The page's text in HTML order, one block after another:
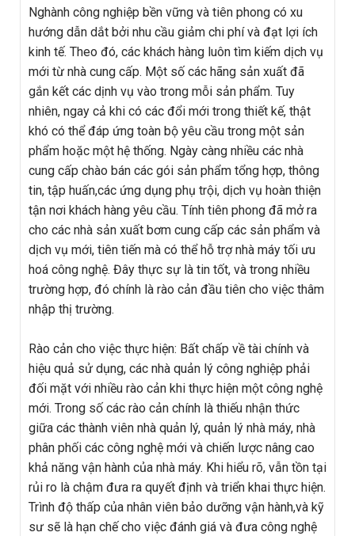
Nghành công nghiệp bền vững và tiên phong có xu
hướng dẫn dắt bởi nhu cầu giảm chi phí và đạt lợi ích
kinh tế. Theo đó, các khách hàng luôn tìm kiếm dịch vụ
mới từ nhà cung cấp. Một số các hãng sản xuất đã
gắn kết các dịnh vụ vào trong mỗi sản phẩm. Tuy
nhiên, ngay cả khi có các đổi mới trong thiết kế, thật
khó có thể đáp ứng toàn bộ yêu cầu trong một sản
phẩm hoặc một hệ thống. Ngày càng nhiều các nhà
cung cấp chào bán các gói sản phẩm tổng hợp, thông
tin, tập huấn,các ứng dụng phụ trội, dịch vụ hoàn thiện
tận nơi khách hàng yêu cầu. Tính tiên phong đã mở ra
cho các nhà sản xuất bơm cung cấp các sản phẩm và
dịch vụ mới, tiên tiến mà có thể hỗ trợ nhà máy tối ưu
hoá công nghệ. Đây thực sự là tin tốt, và trong nhiều
trường hợp, đó chính là rào cản đầu tiên cho việc thâm
nhập thị trường.
Rào cản cho việc thực hiện: Bất chấp về tài chính và
hiệu quả sử dụng, các nhà quản lý công nghiệp phải
đối mặt với nhiều rào cản khi thực hiện một công nghệ
mới. Trong số các rào cản chính là thiếu nhận thức
giữa các thành viên nhà quản lý, quản lý nhà máy, nhà
phân phối các công nghệ mới và chiến lược nâng cao
khả năng vận hành của nhà máy. Khi hiểu rõ, vẫn tồn tại
rủi ro là chậm đưa ra quyết định và triển khai thực hiện.
Trình độ thấp của nhân viên bảo dưỡng vận hành,và kỹ
sư sẽ là hạn chế cho việc đánh giá và đưa công nghệ